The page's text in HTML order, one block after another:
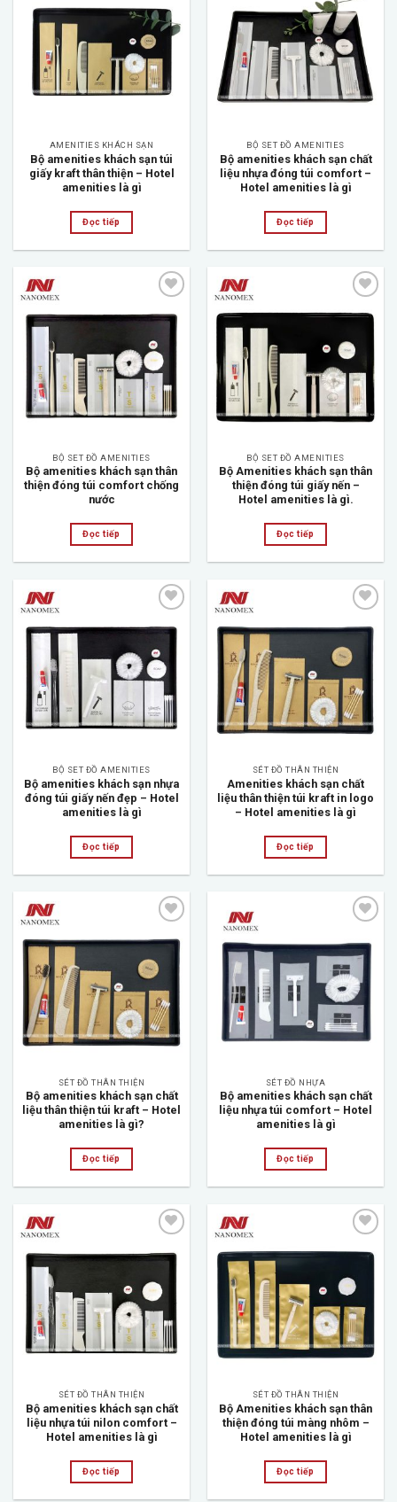
Add to
wishlist
AMENITIES KHÁCH SẠN
Bộ amenities khách sạn túi
giấy kraft thân thiện – Hotel
amenities là gì
Đọc tiếp
Add to
wishlist
BỘ SET ĐỒ AMENITIES
Bộ amenities khách sạn chất
liệu nhựa đóng túi comfort –
Hotel amenities là gì
Đọc tiếp
Add to
wishlist
BỘ SET ĐỒ AMENITIES
Bộ amenities khách sạn thân
thiện đóng túi comfort chống
nước
Đọc tiếp
Add to
wishlist
BỘ SET ĐỒ AMENITIES
Bộ Amenities khách sạn thân
thiện đóng túi giấy nến –
Hotel amenities là gì.
Đọc tiếp
Add to
wishlist
BỘ SET ĐỒ AMENITIES
Bộ amenities khách sạn nhựa
đóng túi giấy nến đẹp – Hotel
amenities là gì
Đọc tiếp
Add to
wishlist
SÉT ĐỒ THÂN THIỆN
Amenities khách sạn chất
liệu thân thiện túi kraft in logo
– Hotel amenities là gì
Đọc tiếp
Add to
wishlist
SÉT ĐỒ THÂN THIỆN
Bộ amenities khách sạn chất
liệu thân thiện túi kraft – Hotel
amenities là gì?
Đọc tiếp
Add to
wishlist
SÉT ĐỒ NHỰA
Bộ amenities khách sạn chất
liệu nhựa túi comfort – Hotel
amenities là gì
Đọc tiếp
wishlist
SÉT ĐỒ THÂN THIỆN
Bộ amenities khách sạn chất
liệu nhựa túi nilon comfort –
Hotel amenities là gì
Đọc tiếp
Add to
wishlist
SÉT ĐỒ THÂN THIỆN
Bộ Amenities khách sạn thân
thiện đóng túi màng nhôm –
Hotel amenities là gì
Đọc tiếp